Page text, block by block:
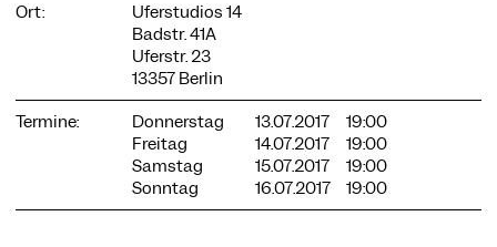
Ort:
Uferstudios 14
Badstr. 41A
Uferstr. 23
13357 Berlin
Termine:
Donnerstag 13.07.2017
19:00
Freitag
14.07.2017
19:00
Samstag
15.07.2017
19:00
Sonntag
16.07.2017 19:00
COOKIE-EINSTELLUNGEN
Wir verwenden Cookies und Inhalte externer Anbieter auf
unserer Website. Notwendige Cookies sind essenziell, damit
Sie die Website nutzen können. Andere Cookies helfen uns,
die Website weiterzuentwickeln. Sie können Ihre Einwilligung
jederzeit widerrufen. Bitte besuchen Sie unsere
Datenschutzerklärung für weitere Informationen. Unten